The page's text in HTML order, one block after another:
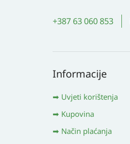
+387 63 060 853
Informacije
Uvjeti korištenja
Kupovina
Način plaćanja